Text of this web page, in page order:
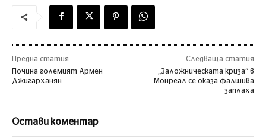
Предна статия
Почина големият Армен
Джигарханян
Следваща статия
„Заложническата криза“ в
Монреал се оказа фалшива
заплаха
Остави коментар